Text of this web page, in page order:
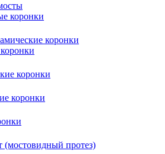
коронки
коронки
коронки
коронки
(мостовидный протез)